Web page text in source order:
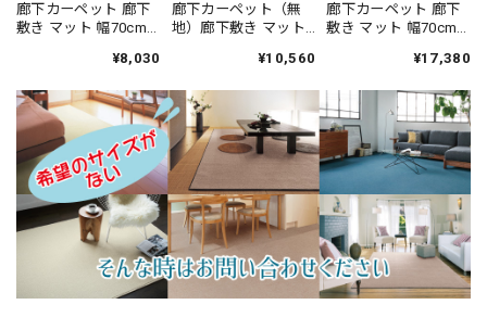
廊下カーペット 廊下
敷き マット 幅70cm×
全の「SEK 抗ウイル
加工」雰囲気のある
杢調 無地 ループタイ
プ 全5色 防炎ラベル
付『アスフューチャ
ー/FUT』
¥8,030
廊下カーペット（無
地）廊下敷き マット
薄型タイプでドアに
高い耐久性と強力な
はっ水・はつ油性の
防汚ラグ 防炎ラベル
付『アスシャリオ
2/CRO』
¥10,560
廊下カーペット 廊下
敷き マット 幅70cm×
オリエントクラシッ
グレード感あるデザ
イン 高密度で耐久性
に優れたウィルトン
織カーペット 全3色
防炎ラベル付『アス
ジェントル/GNT』
¥17,380